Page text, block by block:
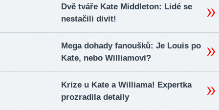
Dvě tváře Kate Middleton: Lidé se
nestačili divit!
Mega dohady fanoušků: Je Louis po
Kate, nebo Williamovi?
Krize u Kate a Williama! Expertka
prozradila detaily